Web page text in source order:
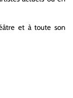
et à toute son